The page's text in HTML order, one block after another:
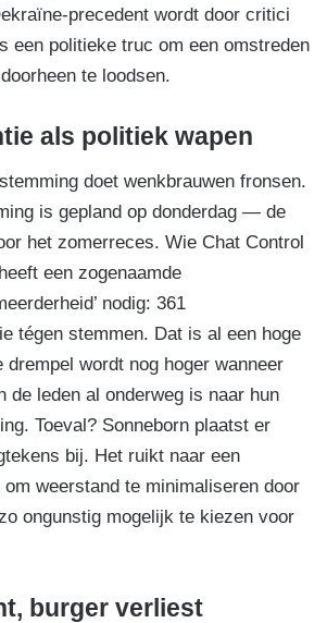
precedent wordt door critici
een politieke truc om een omstreden
te loodsen.
als politiek wapen
doet wenkbrauwen fronsen.
is gepland op donderdag — de
het zomerreces. Wie Chat Control
een zogenaamde
nodig: 361
tégen stemmen. Dat is al een hoge
drempel wordt nog hoger wanneer
de leden al onderweg is naar hun
Toeval? Sonneborn plaatst er
bij. Het ruikt naar een
weerstand te minimaliseren door
ongunstig mogelijk te kiezen voor
burger verliest